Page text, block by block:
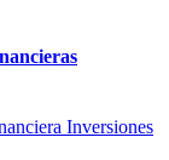
Inversiones